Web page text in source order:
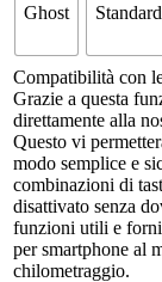
Ghost Standard
Compatibilità con
Grazie a questa
direttamente alla
Questo vi
modo semplice e
combinazioni di
disattivato senza
funzioni utili e
per smartphone al
chilometraggio.